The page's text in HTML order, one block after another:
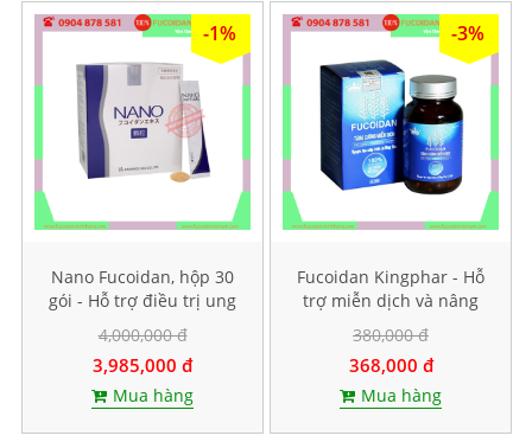
-1%
Nano Fucoidan, hộp 30
gói - Hỗ trợ điều trị ung
thư
4,000,000 đ
3,985,000 đ
Mua hàng
-3%
Fucoidan Kingphar - Hỗ
trợ miễn dịch và nâng
cao sức đề kháng, Hộp 40
viên
380,000 đ
368,000 đ
Mua hàng